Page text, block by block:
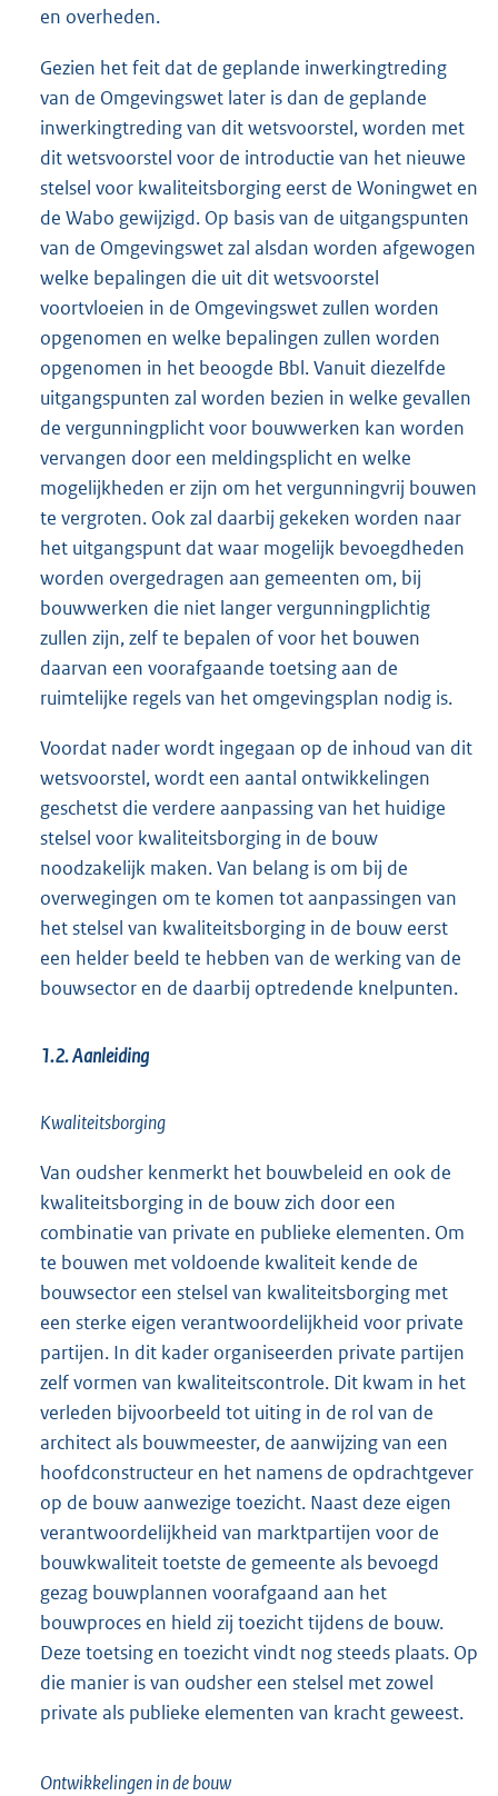
en overheden.
Gezien het feit dat de geplande inwerkingtreding
van de Omgevingswet later is dan de geplande
inwerkingtreding van dit wetsvoorstel, worden met
dit wetsvoorstel voor de introductie van het nieuwe
stelsel voor kwaliteitsborging eerst de Woningwet en
de Wabo gewijzigd. Op basis van de uitgangspunten
van de Omgevingswet zal alsdan worden afgewogen
welke bepalingen die uit dit wetsvoorstel
voortvloeien in de Omgevingswet zullen worden
opgenomen en welke bepalingen zullen worden
opgenomen in het beoogde Bbl. Vanuit diezelfde
uitgangspunten zal worden bezien in welke gevallen
de vergunningplicht voor bouwwerken kan worden
vervangen door een meldingsplicht en welke
mogelijkheden er zijn om het vergunningvrij bouwen
te vergroten. Ook zal daarbij gekeken worden naar
het uitgangspunt dat waar mogelijk bevoegdheden
worden overgedragen aan gemeenten om, bij
bouwwerken die niet langer vergunningplichtig
zullen zijn, zelf te bepalen of voor het bouwen
daarvan een voorafgaande toetsing aan de
ruimtelijke regels van het omgevingsplan nodig is.
Voordat nader wordt ingegaan op de inhoud van dit
wetsvoorstel, wordt een aantal ontwikkelingen
geschetst die verdere aanpassing van het huidige
stelsel voor kwaliteitsborging in de bouw
noodzakelijk maken. Van belang is om bij de
overwegingen om te komen tot aanpassingen van
het stelsel van kwaliteitsborging in de bouw eerst
een helder beeld te hebben van de werking van de
bouwsector en de daarbij optredende knelpunten.
1.2. Aanleiding
Kwaliteitsborging
Van oudsher kenmerkt het bouwbeleid en ook de
kwaliteitsborging in de bouw zich door een
combinatie van private en publieke elementen. Om
te bouwen met voldoende kwaliteit kende de
bouwsector een stelsel van kwaliteitsborging met
een sterke eigen verantwoordelijkheid voor private
partijen. In dit kader organiseerden private partijen
zelf vormen van kwaliteitscontrole. Dit kwam in het
verleden bijvoorbeeld tot uiting in de rol van de
architect als bouwmeester, de aanwijzing van een
hoofdconstructeur en het namens de opdrachtgever
op de bouw aanwezige toezicht. Naast deze eigen
verantwoordelijkheid van marktpartijen voor de
bouwkwaliteit toetste de gemeente als bevoegd
gezag bouwplannen voorafgaand aan het
bouwproces en hield zij toezicht tijdens de bouw.
Deze toetsing en toezicht vindt nog steeds plaats. Op
die manier is van oudsher een stelsel met zowel
private als publieke elementen van kracht geweest.
Ontwikkelingen in de bouw